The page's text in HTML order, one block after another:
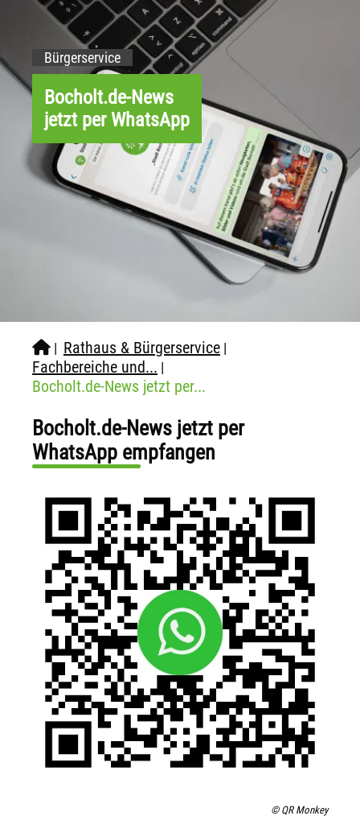
Bürgerservice
Bocholt.de-News
jetzt per WhatsApp
| Rathaus & Bürgerservice |
Fachbereiche und... |
Bocholt.de-News jetzt per...
Bocholt.de-News jetzt per
WhatsApp empfangen
© QR Monkey